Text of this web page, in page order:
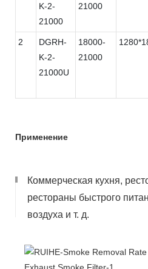
K-2-
21000
21000
2
DGRH-
K-2-
21000U
18000-
21000
Применение
Коммерческая кухня,
рестораны быстрого
воздуха и т. д.